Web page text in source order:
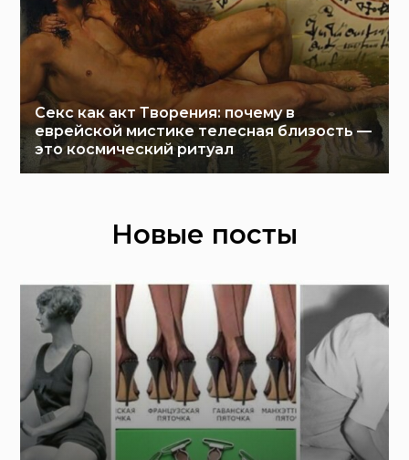
Секс как акт Творения: почему в
еврейской мистике телесная близость —
это космический ритуал
Новые посты